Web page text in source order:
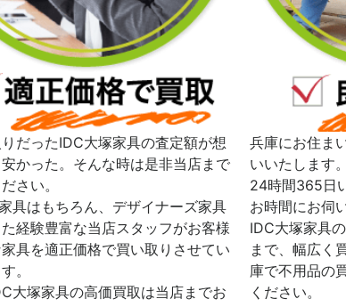
だったIDC大塚家具の査定額が想
かった。そんな時は是非当店まで
さい。
具はもちろん、デザイナーズ家具
経験豊富な当店スタッフがお客様
具を適正価格で買い取りさせてい
。
大塚家具の高価買取は当店までお
兵庫にお住ま
いいたします。
24時間365日
お時間にお伺
IDC大塚家具
まで、幅広く
庫で不用品の
ください。